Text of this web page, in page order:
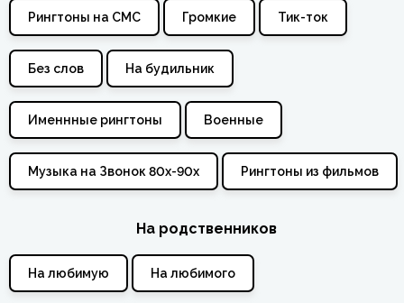
Рингтоны на СМС Громкие Тик-ток
Без слов На будильник
Именнные рингтоны Военные
Музыка на Звонок 80х-90х Рингтоны из фильмов
На родственников
На любимую На любимого